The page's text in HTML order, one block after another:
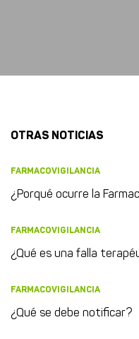
OTRAS NOTICIAS
FARMACOVIGILANCIA
¿Porqué ocurre la
FARMACOVIGILANCIA
¿Qué es una falla
FARMACOVIGILANCIA
¿Qué se debe notificar?